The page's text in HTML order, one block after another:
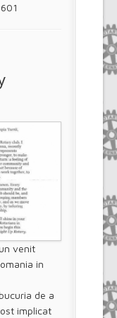
venit
in
de a
implicat